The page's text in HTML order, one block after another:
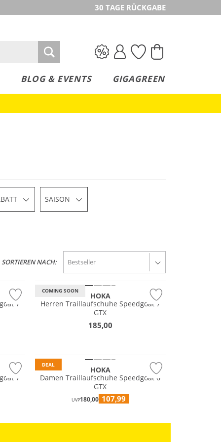
30 TAGE RÜCKGABE
BLOG & EVENTS GIGAGREEN
SAISON
SORTIEREN NACH:
Speedgoat 7
COMING SOON
HOKA
Herren Traillaufschuhe Speedgoat 7
GTX
185,00
Speedgoat 7
DEAL
HOKA
Damen Traillaufschuhe Speedgoat 6
GTX
UVP180,00 107,99